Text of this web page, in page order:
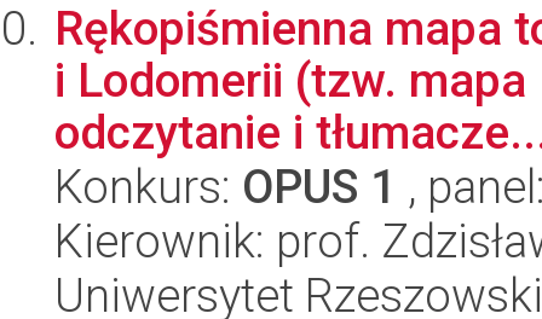
Rękopiśmienna mapa
i Lodomerii (tzw.
odczytanie i
Konkurs: OPUS 1 ,
Kierownik: prof.
Uniwersytet